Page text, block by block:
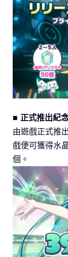
■ 正式推出紀
由遊戲正式推
戲便可獲得水
個。